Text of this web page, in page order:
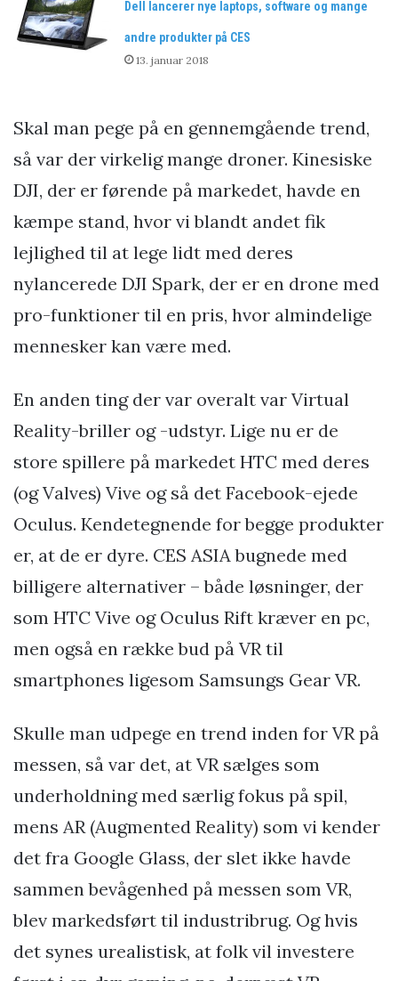
Dell lancerer nye laptops, software og mange
andre produkter på CES
13. januar 2018
Skal man pege på en gennemgående trend,
så var der virkelig mange droner. Kinesiske
DJI, der er førende på markedet, havde en
kæmpe stand, hvor vi blandt andet fik
lejlighed til at lege lidt med deres
nylancerede DJI Spark, der er en drone med
pro-funktioner til en pris, hvor almindelige
mennesker kan være med.
En anden ting der var overalt var Virtual
Reality-briller og -udstyr. Lige nu er de
store spillere på markedet HTC med deres
(og Valves) Vive og så det Facebook-ejede
Oculus. Kendetegnende for begge produkter
er, at de er dyre. CES ASIA bugnede med
billigere alternativer – både løsninger, der
som HTC Vive og Oculus Rift kræver en pc,
men også en række bud på VR til
smartphones ligesom Samsungs Gear VR.
Skulle man udpege en trend inden for VR på
messen, så var det, at VR sælges som
underholdning med særlig fokus på spil,
mens AR (Augmented Reality) som vi kender
det fra Google Glass, der slet ikke havde
sammen bevågenhed på messen som VR,
blev markedsført til industribrug. Og hvis
det synes urealistisk, at folk vil investere